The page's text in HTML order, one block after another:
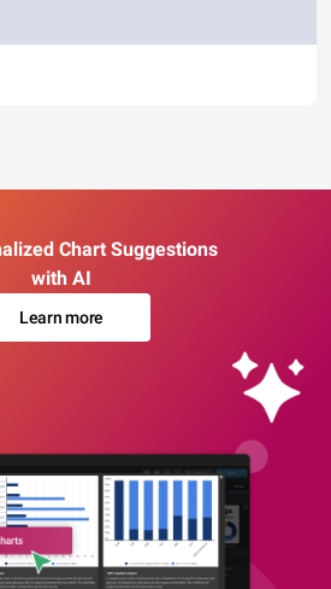
Chart Suggestions
with AI
Learn more